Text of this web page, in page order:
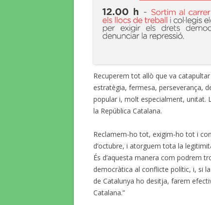
Recuperem tot allò que va catapultar
estratègia, fermesa, perseverança,
popular i, molt especialment, unitat.
la República Catalana.
Reclamem-ho tot, exigim-ho tot i
d’octubre, i atorguem tota la
És d’aquesta manera com podrem
democràtica al conflicte polític, i, si
de Catalunya ho desitja, farem
Catalana.”